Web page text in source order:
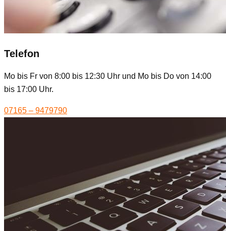
Telefon
Mo bis Fr von 8:00 bis 12:30 Uhr und Mo bis Do von 14:00
bis 17:00 Uhr.
07165 – 9479790